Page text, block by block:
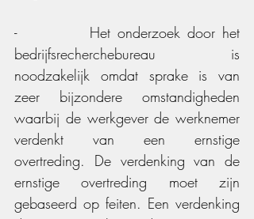
-          Het onderzoek door het
bedrijfsrecherchebureau is
noodzakelijk omdat sprake is van
zeer bijzondere omstandigheden
waarbij de werkgever de werknemer
verdenkt van een ernstige
overtreding. De verdenking van de
ernstige overtreding moet zijn
gebaseerd op feiten. Een verdenking